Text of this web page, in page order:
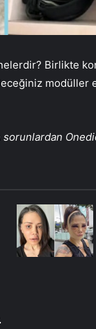
Birlikte
sorunlardan